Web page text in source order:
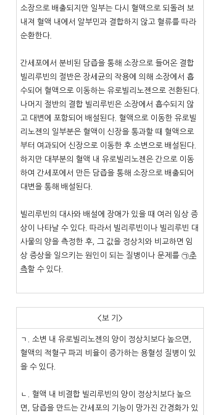
소장으로 배출되지만 일부는 다시 혈액으로 되돌려 보
내져 혈액 내에서 알부민과 결합하지 않고 혈류를 따라
순환한다.
간세포에서 분비된 담즙을 통해 소장으로 들어온 결합
빌리루빈의 절반은 장세균의 작용에 의해 소장에서 흡
수되어 혈액으로 이동하는 유로빌리노젠으로 전환된다.
나머지 절반의 결합 빌리루빈은 소장에서 흡수되지 않
고 대변에 포함되어 배설된다. 혈액으로 이동한 유로빌
리노젠의 일부분은 혈액이 신장을 통과할 때 혈액으로
부터 여과되어 신장으로 이동한 후 소변으로 배설된다.
하지만 대부분의 혈액 내 유로빌리노젠은 간으로 이동
하여 간세포에서 만든 담즙을 통해 소장으로 배출되어
대변을 통해 배설된다.
빌리루빈의 대사와 배설에 장애가 있을 때 여러 임상 증
상이 나타날 수 있다. 따라서 빌리루빈이나 빌리루빈 대
사물의 양을 측정한 후, 그 값을 정상치와 비교하면 임
상 증상을 일으키는 원인이 되는 질병이나 문제를 ㉠추
측할 수 있다.
<보 기>
ㄱ. 소변 내 유로빌리노젠의 양이 정상치보다 높으면,
혈액의 적혈구 파괴 비율이 증가하는 용혈성 질병이 있
을 수 있다.
ㄴ. 혈액 내 비결합 빌리루빈의 양이 정상치보다 높으
면, 담즙을 만드는 간세포의 기능이 망가진 간경화가 있